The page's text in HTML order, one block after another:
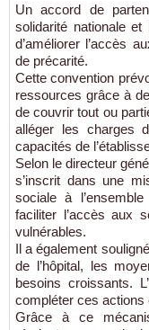
Un accord de
solidarité nationale et
d’améliorer l’accès
de précarité.
Cette convention
ressources grâce à
de couvrir tout ou
alléger les charges
capacités de
Selon le directeur
s’inscrit dans une
sociale à
faciliter l’accès aux
vulnérables.
Il a également
de l’hôpital, les
besoins croissants.
compléter ces actions
Grâce à ce